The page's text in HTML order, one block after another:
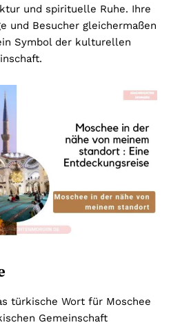
und spirituelle Ruhe. Ihre
und Besucher gleichermaßen
Symbol der kulturellen
türkische Wort für Moschee
Gemeinschaft